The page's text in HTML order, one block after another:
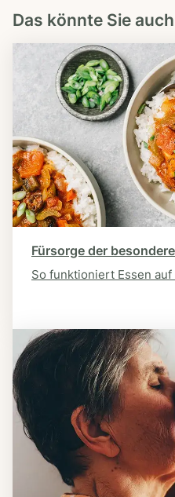
Das könnte Sie
Fürsorge der
So funktioniert Essen auf